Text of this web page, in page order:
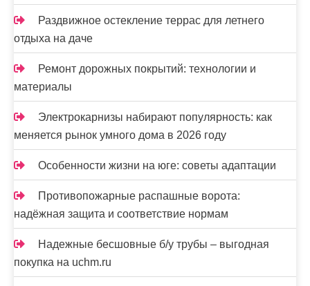
Раздвижное остекление террас для летнего
отдыха на даче
Ремонт дорожных покрытий: технологии и
материалы
Электрокарнизы набирают популярность: как
меняется рынок умного дома в 2026 году
Особенности жизни на юге: советы адаптации
Противопожарные распашные ворота:
надёжная защита и соответствие нормам
Надежные бесшовные б/у трубы – выгодная
покупка на uchm.ru